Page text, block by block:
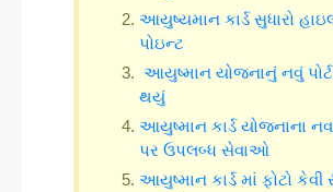
આયુષ્યમાન કાર્ડ સુધારો
પોઇન્ટ
આયુષ્માન યોજનાનું નવું
થયું
આયુષ્માન કાર્ડ યોજનાના
પર ઉપલબ્ધ સેવાઓ
આયુષ્માન કાર્ડ માં ફોટો કેવી